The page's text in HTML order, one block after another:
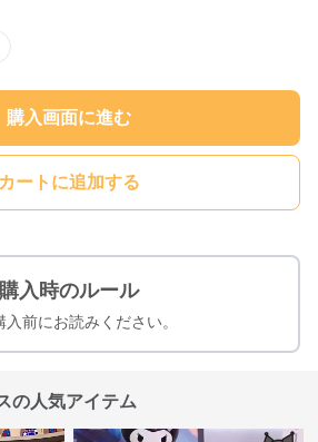
購入画面に進む
カートに追加する
購入時のルール
入前にお読みください。
の人気アイテム